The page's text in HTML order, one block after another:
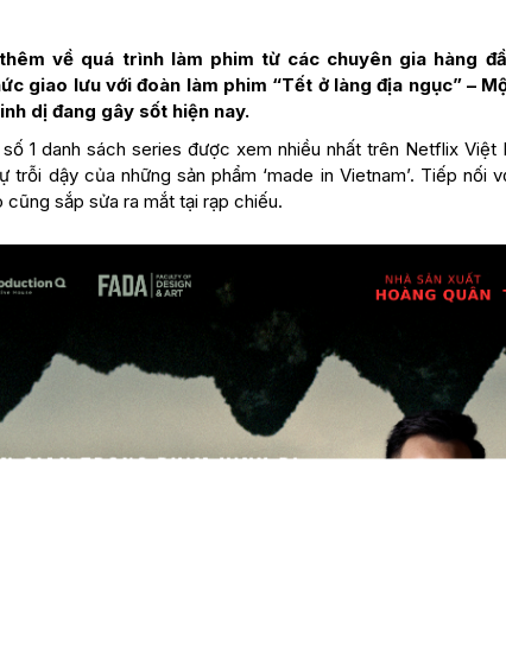
về quá trình làm phim từ các chuyên gia hàng
giao lưu với đoàn làm phim “Tết ở làng địa ngục” –
dị đang gây sốt hiện nay.
1 danh sách series được xem nhiều nhất trên Netflix
dậy của những sản phẩm ‘made in Vietnam’. Tiếp nối
sắp sửa ra mắt tại rạp chiếu.